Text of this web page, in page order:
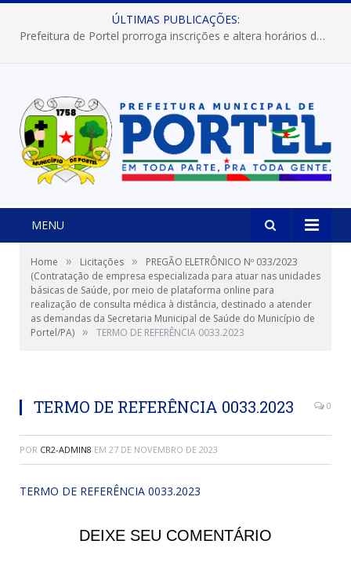
ÚLTIMAS PUBLICAÇÕES:
Prefeitura de Portel prorroga inscrições e altera horários dos concursos “Musa” e “Miss Mix Verão 2026”
MENU
Home » Licitações »
PREGÃO ELETRÔNICO Nº 033/2023
(Contratação de empresa especializada para atuar nas unidades
básicas de Saúde, por meio de plataforma online para
realização de consulta médica à distância, destinado a atender
as demandas da Secretaria Municipal de Saúde do Município de
Portel/PA) » TERMO DE REFERÊNCIA 0033.2023
TERMO DE REFERÊNCIA 0033.2023 0
POR CR2-ADMIN8 EM 27 DE NOVEMBRO DE 2023
TERMO DE REFERÊNCIA 0033.2023
DEIXE SEU COMENTÁRIO